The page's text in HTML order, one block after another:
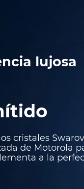
lujosa
cristales
de Motorola
a la